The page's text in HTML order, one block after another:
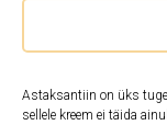
Astaksantiin on üks
sellele kreem ei täida